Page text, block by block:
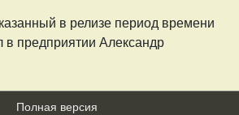
в релизе период времени
в предприятии Александр
Полная версия